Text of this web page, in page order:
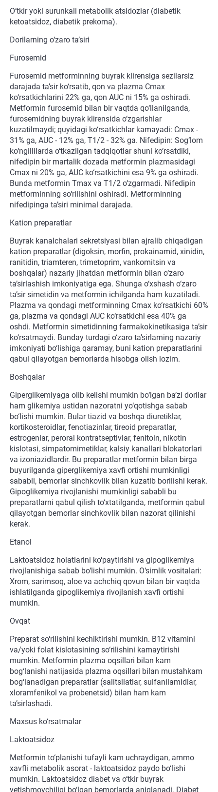
O‘tkir yoki surunkali metabolik atsidozlar (diabetik
ketoatsidoz, diabetik prekoma).
Dorilarning o‘zaro ta’siri
Furosemid
Furosemid metforminning buyrak klirensiga sezilarsiz
darajada ta’sir ko‘rsatib, qon va plazma Cmax
ko‘rsatkichlarini 22% ga, qon AUC ni 15% ga oshiradi.
Metformin furosemid bilan bir vaqtda qo‘llanilganda,
furosemidning buyrak klirensida o‘zgarishlar
kuzatilmaydi; quyidagi ko‘rsatkichlar kamayadi: Cmax -
31% ga, AUC - 12% ga, T1/2 - 32% ga. Nifedipin: Sog‘lom
ko‘ngillilarda o‘tkazilgan tadqiqotlar shuni ko‘rsatdiki,
nifedipin bir martalik dozada metformin plazmasidagi
Cmax ni 20% ga, AUC ko‘rsatkichini esa 9% ga oshiradi.
Bunda metformin Tmax va T1/2 o‘zgarmadi. Nifedipin
metforminning so‘rilishini oshiradi. Metforminning
nifedipinga ta’siri minimal darajada.
Kation preparatlar
Buyrak kanalchalari sekretsiyasi bilan ajralib chiqadigan
kation preparatlar (digoksin, morfin, prokainamid, xinidin,
ranitidin, triamteren, trimetoprim, vankomitsin va
boshqalar) nazariy jihatdan metformin bilan o‘zaro
ta’sirlashish imkoniyatiga ega. Shunga o‘xshash o‘zaro
ta’sir simetidin va metformin ichilganda ham kuzatiladi.
Plazma va qondagi metforminning Cmax ko‘rsatkichi 60%
ga, plazma va qondagi AUC ko‘rsatkichi esa 40% ga
oshdi. Metformin simetidinning farmakokinetikasiga ta’sir
ko‘rsatmaydi. Bunday turdagi o‘zaro ta’sirlarning nazariy
imkoniyati bo‘lishiga qaramay, buni kation preparatlarini
qabul qilayotgan bemorlarda hisobga olish lozim.
Boshqalar
Giperglikemiyaga olib kelishi mumkin bo‘lgan ba’zi dorilar
ham glikemiya ustidan nazoratni yo‘qotishga sabab
bo‘lishi mumkin. Bular tiazid va boshqa diuretiklar,
kortikosteroidlar, fenotiazinlar, tireoid preparatlar,
estrogenlar, peroral kontratseptivlar, fenitoin, nikotin
kislotasi, simpatomimetiklar, kalsiy kanallari blokatorlari
va izoniazidlardir. Bu preparatlar metformin bilan birga
buyurilganda giperglikemiya xavfi ortishi mumkinligi
sababli, bemorlar sinchkovlik bilan kuzatib borilishi kerak.
Gipoglikemiya rivojlanishi mumkinligi sababli bu
preparatlarni qabul qilish to‘xtatilganda, metformin qabul
qilayotgan bemorlar sinchkovlik bilan nazorat qilinishi
kerak.
Etanol
Laktoatsidoz holatlarini ko‘paytirishi va gipoglikemiya
rivojlanishiga sabab bo‘lishi mumkin. O‘simlik vositalari:
Xrom, sarimsoq, aloe va achchiq qovun bilan bir vaqtda
ishlatilganda gipoglikemiya rivojlanish xavfi ortishi
mumkin.
Ovqat
Preparat so‘rilishini kechiktirishi mumkin. B12 vitamini
va/yoki folat kislotasining so‘rilishini kamaytirishi
mumkin. Metformin plazma oqsillari bilan kam
bog‘lanishi natijasida plazma oqsillari bilan mustahkam
bog‘lanadigan preparatlar (salitsilatlar, sulfanilamidlar,
xloramfenikol va probenetsid) bilan ham kam
ta’sirlashadi.
Maxsus ko‘rsatmalar
Laktoatsidoz
Metformin to‘planishi tufayli kam uchraydigan, ammo
xavfli metabolik asorat - laktoatsidoz paydo bo‘lishi
mumkin. Laktoatsidoz diabet va o‘tkir buyrak
yetishmovchiligi bo‘lgan bemorlarda aniqlanadi. Diabet